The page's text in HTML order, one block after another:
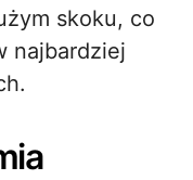
skoku, co
najbardziej